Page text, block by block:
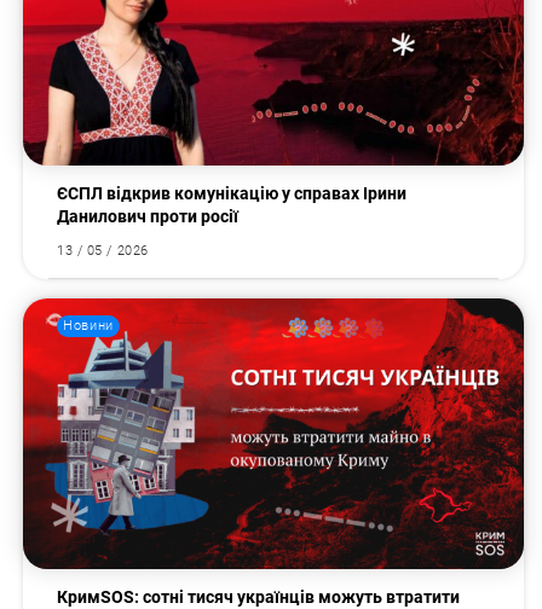
Пошук за запитом:
ЄСПЛ відкрив комунікацію у справах Ірини
Данилович проти росії
13 / 05 / 2026
Новини
КримSOS: сотні тисяч українців можуть втратити